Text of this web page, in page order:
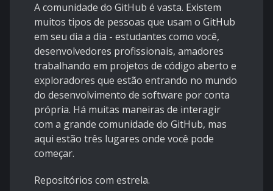
A comunidade do GitHub é vasta. Existem
muitos tipos de pessoas que usam o GitHub
em seu dia a dia - estudantes como você,
desenvolvedores profissionais, amadores
trabalhando em projetos de código aberto e
exploradores que estão entrando no mundo
do desenvolvimento de software por conta
própria. Há muitas maneiras de interagir
com a grande comunidade do GitHub, mas
aqui estão três lugares onde você pode
começar.
Repositórios com estrela.